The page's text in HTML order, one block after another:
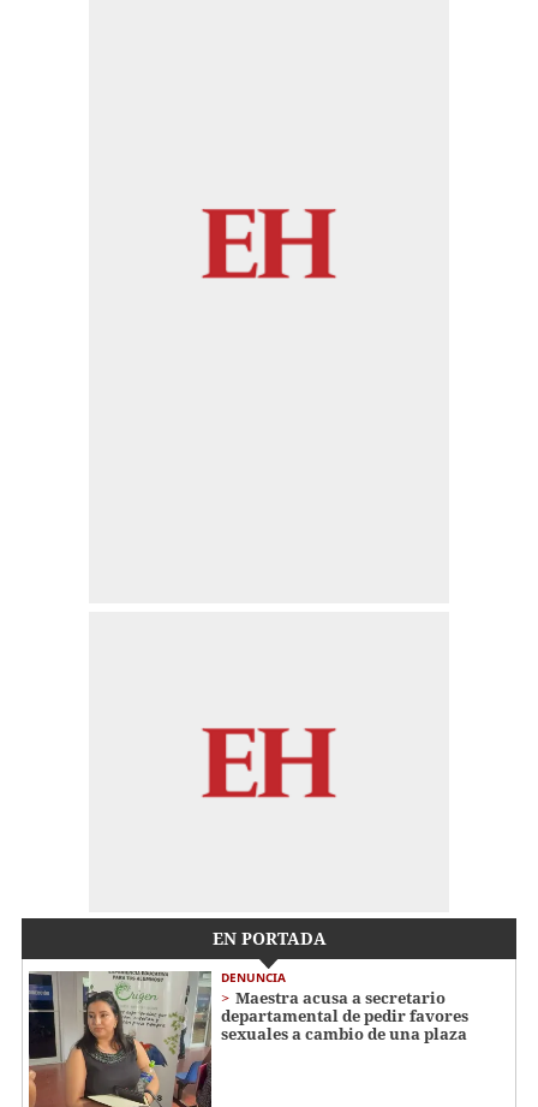
EN PORTADA
DENUNCIA
Maestra acusa a secretario
departamental de pedir favores
sexuales a cambio de una plaza